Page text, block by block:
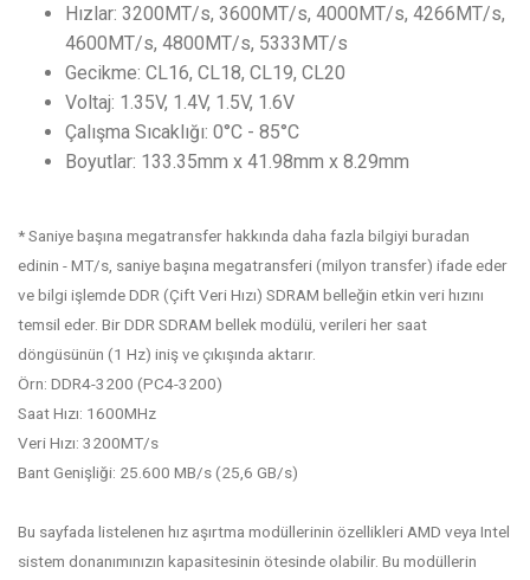
Hızlar: 3200MT/s, 3600MT/s, 4000MT/s, 4266MT/s,
4600MT/s, 4800MT/s, 5333MT/s
Gecikme: CL16, CL18, CL19, CL20
Voltaj: 1.35V, 1.4V, 1.5V, 1.6V
Çalışma Sıcaklığı: 0°C - 85°C
Boyutlar: 133.35mm x 41.98mm x 8.29mm
* Saniye başına megatransfer hakkında daha fazla bilgiyi buradan
edinin - MT/s, saniye başına megatransferi (milyon transfer) ifade eder
ve bilgi işlemde DDR (Çift Veri Hızı) SDRAM belleğin etkin veri hızını
temsil eder. Bir DDR SDRAM bellek modülü, verileri her saat
döngüsünün (1 Hz) iniş ve çıkışında aktarır.
Örn: DDR4-3200 (PC4-3200)
Saat Hızı: 1600MHz
Veri Hızı: 3200MT/s
Bant Genişliği: 25.600 MB/s (25,6 GB/s)
Bu sayfada listelenen hız aşırtma modüllerinin özellikleri AMD veya Intel
sistem donanımınızın kapasitesinin ötesinde olabilir. Bu modüllerin